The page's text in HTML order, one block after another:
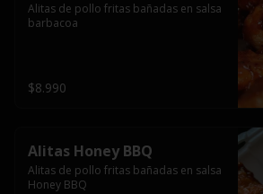
Alitas de pollo fritas bañadas en salsa
barbacoa
$8.990
Alitas Honey BBQ
Alitas de pollo fritas bañadas en salsa
Honey BBQ